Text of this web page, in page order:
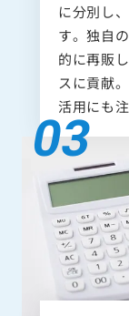
に分別し
す。独自
的に再販
スに貢献
活用にも